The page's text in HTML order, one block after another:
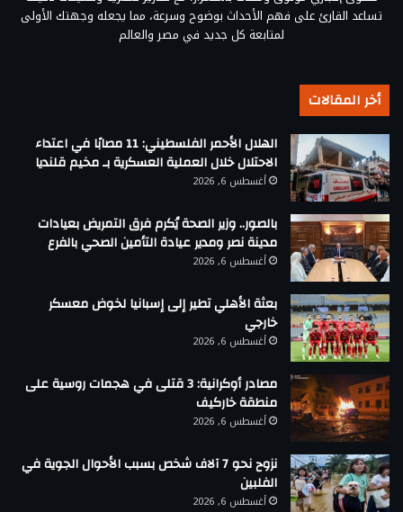
تساعد القارئ على فهم الأحداث بوضوح وسرعة، مما يجعله وجهتك الأولى
لمتابعة كل جديد في مصر والعالم
أخر المقالات
الهلال الأحمر الفلسطيني: 11 مصابًا في اعتداء
الاحتلال خلال العملية العسكرية بـ مخيم قلنديا
أغسطس 6, 2026
بالصور.. وزير الصحة يُكرم فرق التمريض بعيادات
مدينة نصر ومدير عيادة التأمين الصحي بالفرع
أغسطس 6, 2026
بعثة الأهلي تطير إلى إسبانيا لخوض معسكر
خارجي
أغسطس 6, 2026
مصادر أوكرانية: 3 قتلى في هجمات روسية على
منطقة خاركيف
أغسطس 6, 2026
نزوح نحو 7 آلاف شخص بسبب الأحوال الجوية في
الفلبين
أغسطس 6, 2026